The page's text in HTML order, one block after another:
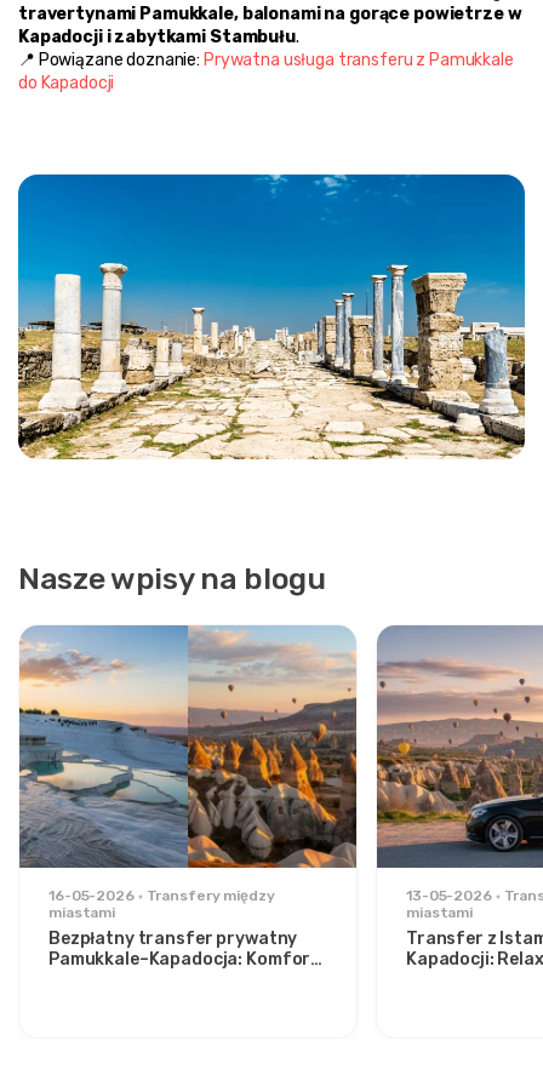
travertynami Pamukkale, balonami na gorące powietrze w
Kapadocji i zabytkami Stambułu.
📍 Powiązane doznanie: Prywatna usługa transferu z Pamukkale
do Kapadocji
Nasze wpisy na blogu
16-05-2026
Transfery między
miastami
Bezpłatny transfer prywatny
Pamukkale–Kapadocja: Komfort
13-05-2026
miastami
Transfer z
Kapadocji: